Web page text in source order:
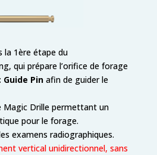
la 1ère étape du
qui prépare l’orifice de forage
Guide Pinafin de guider le
Magic Drille permettant un
pour le forage.
examens radiographiques.
vertical unidirectionnel, sans